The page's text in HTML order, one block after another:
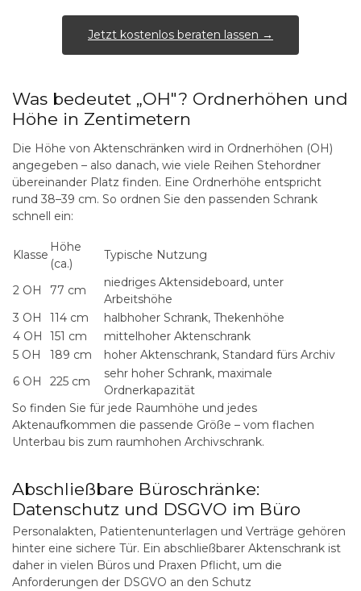
Jetzt kostenlos beraten lassen →
Was bedeutet „OH"? Ordnerhöhen und
Höhe in Zentimetern
Die Höhe von Aktenschränken wird in Ordnerhöhen (OH)
angegeben – also danach, wie viele Reihen Stehordner
übereinander Platz finden. Eine Ordnerhöhe entspricht
rund 38–39 cm. So ordnen Sie den passenden Schrank
schnell ein:
Klasse
Höhe
(ca.)
Typische Nutzung
2 OH 77 cm
niedriges Aktensideboard, unter
Arbeitshöhe
3 OH
114 cm
halbhoher Schrank, Thekenhöhe
4 OH
151 cm
mittelhoher Aktenschrank
5 OH
189 cm
hoher Aktenschrank, Standard fürs Archiv
6 OH
225 cm
sehr hoher Schrank, maximale
Ordnerkapazität
So finden Sie für jede Raumhöhe und jedes
Aktenaufkommen die passende Größe – vom flachen
Unterbau bis zum raumhohen Archivschrank.
Abschließbare Büroschränke:
Datenschutz und DSGVO im Büro
Personalakten, Patientenunterlagen und Verträge gehören
hinter eine sichere Tür. Ein abschließbarer Aktenschrank ist
daher in vielen Büros und Praxen Pflicht, um die
Anforderungen der DSGVO an den Schutz